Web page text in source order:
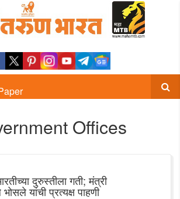
Offices
दुरुस्तीला गती; मंत्री
यांची प्रत्यक्ष पाहणी